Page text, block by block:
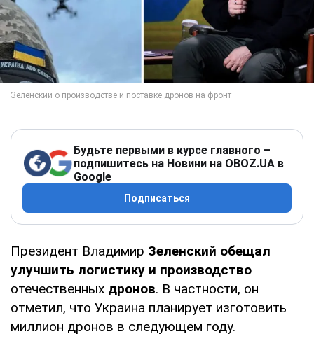
Будьте первыми в курсе главного –
подпишитесь на Новини на OBOZ.UA в
Google
Подписаться
Президент Владимир Зеленский обещал
улучшить логистику и производство
отечественных дронов. В частности, он
отметил, что Украина планирует изготовить
миллион дронов в следующем году.